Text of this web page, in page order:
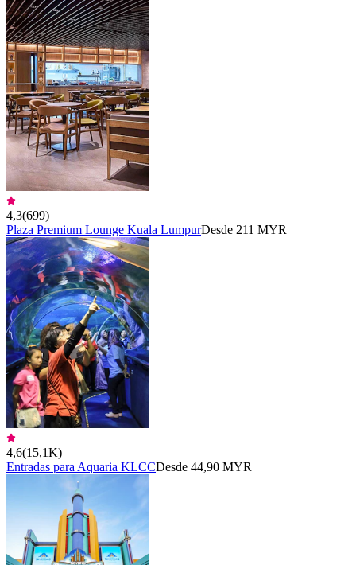
4,3(699)
Plaza Premium Lounge Kuala LumpurDesde 211 MYR
4,6(15,1K)
Entradas para Aquaria KLCCDesde 44,90 MYR